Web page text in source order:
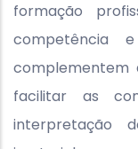
formação
competência
complementem
facilitar as
interpretação